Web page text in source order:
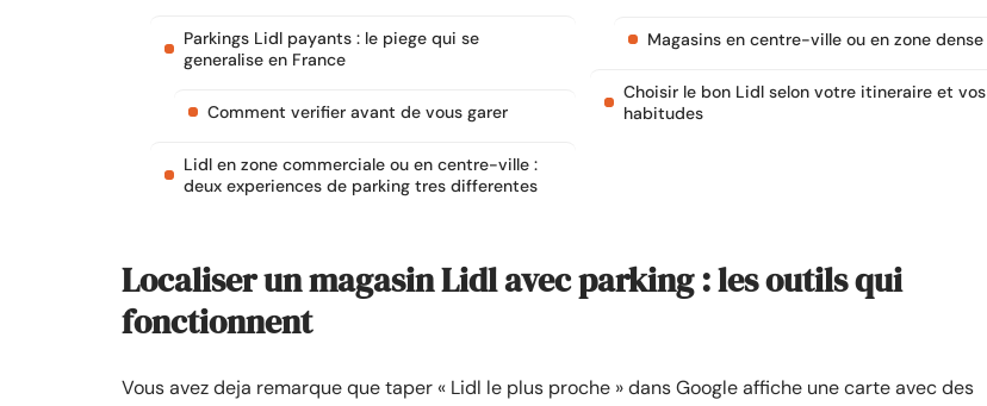
Parkings Lidl payants : le piege qui se
generalise en France
Comment verifier avant de vous garer
Lidl en zone commerciale ou en centre-ville :
deux experiences de parking tres differentes
Magasins en centre-ville ou en zone dense
Choisir le bon Lidl selon votre itineraire et vos
habitudes
Localiser un magasin Lidl avec parking : les outils qui
fonctionnent
Vous avez deja remarque que taper « Lidl le plus proche » dans Google affiche une carte avec des